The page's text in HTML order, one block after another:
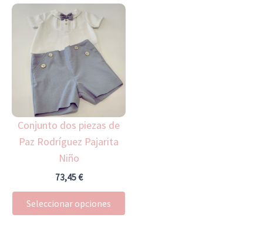
Conjunto dos piezas de
Paz Rodríguez Pajarita
Niño
73,45€
Seleccionar opciones
Este
opciones
la